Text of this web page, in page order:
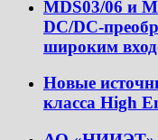
MDS03/06 и
DC/DC-
широким
Новые
класса High